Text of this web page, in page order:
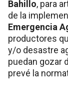
Bahillo, para
de la
Emergencia
productores
y/o desastre
puedan gozar
prevé la